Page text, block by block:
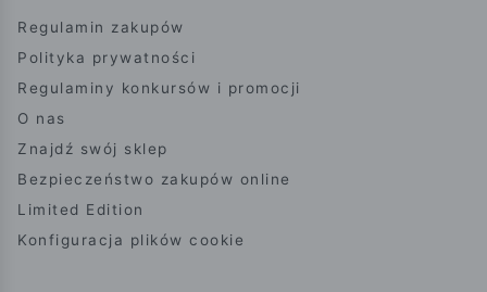
Regulamin zakupów
Polityka prywatności
Regulaminy konkursów i promocji
O nas
Znajdź swój sklep
Bezpieczeństwo zakupów online
Limited Edition
Konfiguracja plików cookie